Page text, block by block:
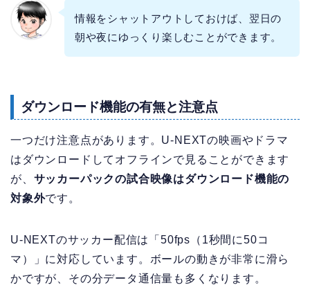
情報をシャットアウトしておけば、翌日の
朝や夜にゆっくり楽しむことができます。
ダウンロード機能の有無と注意点
一つだけ注意点があります。U-NEXTの映画やドラマ
はダウンロードしてオフラインで見ることができます
が、 サッカーパックの試合映像はダウンロード機能の
対象外です。
U-NEXTのサッカー配信は「50fps（1秒間に50コ
マ）」に対応しています。ボールの動きが非常に滑ら
かですが、その分データ通信量も多くなります。